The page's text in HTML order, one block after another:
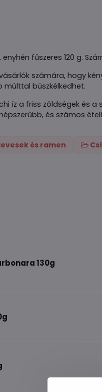
fűszeres 120 g.
számára, hogy
múlttal büszkélkedhet.
íz a friss zöldségek és
és számos
és ramen
130g